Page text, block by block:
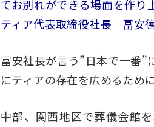
てお別れができる場面を作り
ティア代表取締役社長 冨安徳
冨安社長が言う”日本で一番
にティアの存在を広めるため
中部、関西地区で葬儀会館